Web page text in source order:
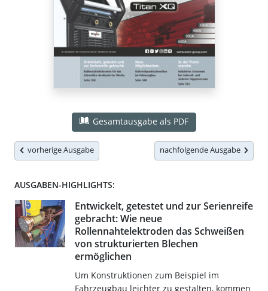
Gesamtausgabe als PDF
vorherige Ausgabe nachfolgende Ausgabe
AUSGABEN-HIGHLIGHTS:
Entwickelt, getestet und zur Serienreife
gebracht: Wie neue
Rollennahtelektroden das Schweißen
von strukturierten Blechen
ermöglichen
Um Konstruktionen zum Beispiel im
Fahrzeugbau leichter zu gestalten, kommen